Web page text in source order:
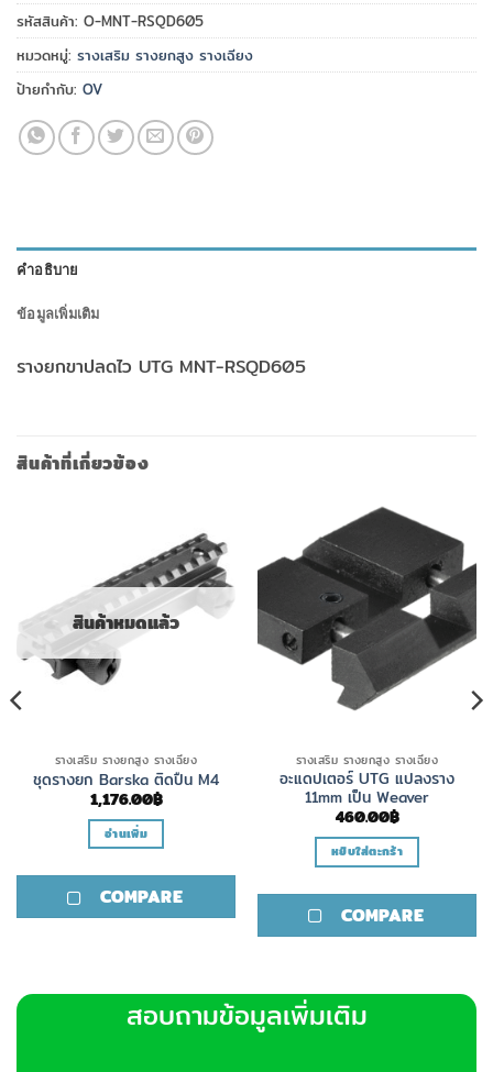
รหัสสินค้า: O-MNT-RSQD605
หมวดหมู่: รางเสริม รางยกสูง รางเฉียง
ป้ายกำกับ: OV
คำอธิบาย
ข้อมูลเพิ่มเติม
รางยกขาปลดไว UTG MNT-RSQD605
สินค้าที่เกี่ยวข้อง
สินค้าหมดแล้ว
รางเสริม รางยกสูง รางเฉียง
ชุดรางยก Barska ติดปืน M4
1,176.00฿
อ่านเพิ่ม
COMPARE
รางเสริม รางยกสูง รางเฉียง
อะแดปเตอร์ UTG แปลงราง
11mm เป็น Weaver
460.00฿
หยิบใส่ตะกร้า
COMPARE
สอบถามข้อมูลเพิ่มเติม